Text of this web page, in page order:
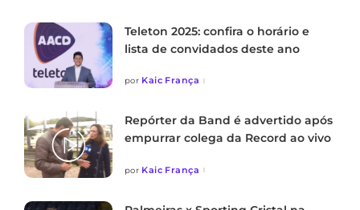
Teleton 2025: confira o horário e
lista de convidados deste ano
por Kaic França
Repórter da Band é advertido após
empurrar colega da Record ao vivo
por Kaic França